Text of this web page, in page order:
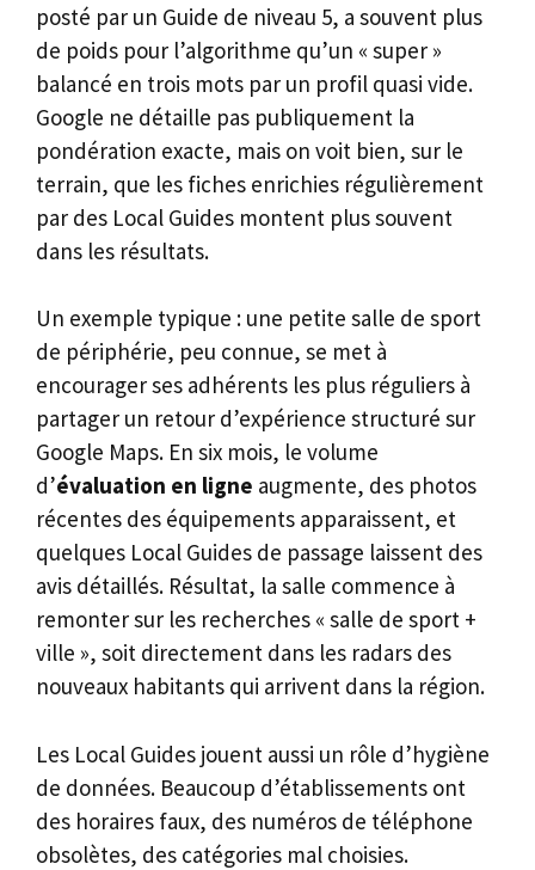
posté par un Guide de niveau 5, a souvent plus
de poids pour l’algorithme qu’un « super »
balancé en trois mots par un profil quasi vide.
Google ne détaille pas publiquement la
pondération exacte, mais on voit bien, sur le
terrain, que les fiches enrichies régulièrement
par des Local Guides montent plus souvent
dans les résultats.
Un exemple typique : une petite salle de sport
de périphérie, peu connue, se met à
encourager ses adhérents les plus réguliers à
partager un retour d’expérience structuré sur
Google Maps. En six mois, le volume
d’évaluation en ligne augmente, des photos
récentes des équipements apparaissent, et
quelques Local Guides de passage laissent des
avis détaillés. Résultat, la salle commence à
remonter sur les recherches « salle de sport +
ville », soit directement dans les radars des
nouveaux habitants qui arrivent dans la région.
Les Local Guides jouent aussi un rôle d’hygiène
de données. Beaucoup d’établissements ont
des horaires faux, des numéros de téléphone
obsolètes, des catégories mal choisies.